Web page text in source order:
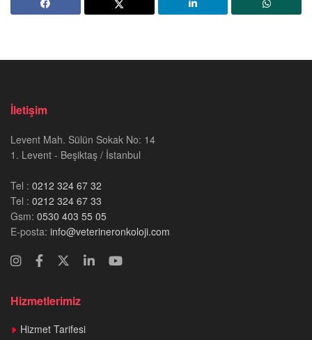
İletişim
Levent Mah. Sülün Sokak No: 14
1. Levent - Beşiktaş / İstanbul
Tel : 0212 324 67 32
Tel : 0212 324 67 33
Gsm: 0530 403 55 05
E-posta: info@veterineronkoloji.com
Hizmetlerimiz
Hizmet Tarifesi